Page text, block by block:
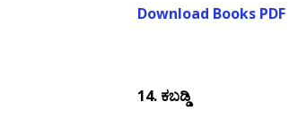
Download Books PDF
14. ಕಬಡ್ಡಿ